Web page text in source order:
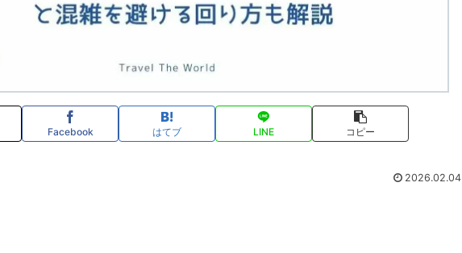
Facebook はてブ LINE コピー
2026.02.04